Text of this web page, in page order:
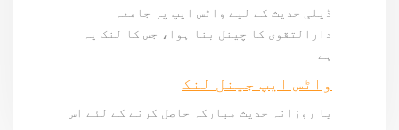
ڈیلی حدیث کے لیے واٹس ایپ پر جامعہ
دارالتقوی کا چینل بنا ہوا، جس کا لنک یہ
ہے
واٹس ایپ جینل لنک
یا روزانہ حدیث مبارکہ حاصل کرنے کے لئے اس